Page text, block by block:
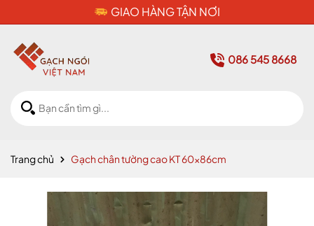
CAM KẾT HÀNG CHÍNH HÃNG
086 545 8668
Trang chủ Gạch chân tường cao KT 60x86cm